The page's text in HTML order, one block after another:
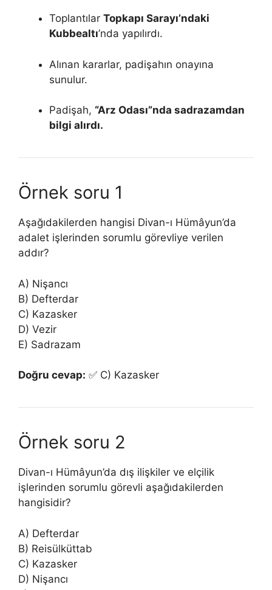
Toplantılar Topkapı Sarayı’ndaki
Kubbealtı’nda yapılırdı.
Alınan kararlar, padişahın onayına
sunulur.
Padişah, “Arz Odası”nda sadrazamdan
bilgi alırdı.
Örnek soru 1
Aşağıdakilerden hangisi Divan-ı Hümâyun’da
adalet işlerinden sorumlu görevliye verilen
addır?
A) Nişancı
B) Defterdar
C) Kazasker
D) Vezir
E) Sadrazam
Doğru cevap: ✅ C) Kazasker
Örnek soru 2
Divan-ı Hümâyun’da dış ilişkiler ve elçilik
işlerinden sorumlu görevli aşağıdakilerden
hangisidir?
A) Defterdar
B) Reisülküttab
C) Kazasker
D) Nişancı